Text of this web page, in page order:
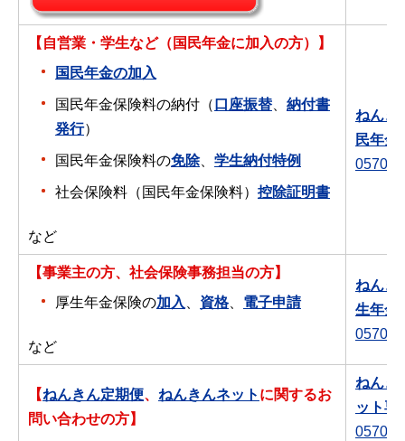
【自営業・学生など（国民年金に加入の方）】
国民年金の加入
国民年金保険料の納付（ 口座振替、 納付書
発行）
国民年金保険料の免除、 学生納付特例
社会保険料（国民年金保険料） 控除証明書
など
ねんき
民年金
0570-
【事業主の方、社会保険事務担当の方】
厚生年金保険の加入、 資格、 電子申請
など
ねんき
生年金
0570-
【ねんきん定期便、 ねんきんネット に関するお
問い合わせの方】
ねんき
ット専
0570-